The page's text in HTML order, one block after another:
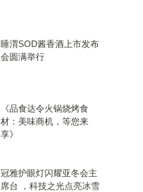
睡渭SOD酱香酒上市发布
会圆满举行
《品食达令火锅烧烤食
材：美味商机，等您来
享》
冠雅护眼灯闪耀亚冬会主
席台 ，科技之光点亮冰雪